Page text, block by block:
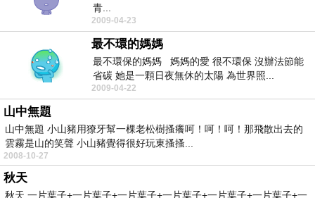
青...
2009-04-23
最不環的媽媽
最不環保的媽媽 媽媽的愛 很不環保 沒辦法節能
省碳 她是一顆日夜無休的太陽 為世界照...
2009-04-22
山中無題
山中無題 小山豬用獠牙幫一棵老松樹搔癢呵！呵！呵！那飛散出去的
雲霧是山的笑聲 小山豬覺得很好玩東搔搔...
2008-10-27
秋天
秋天 一片葉子+一片葉子+一片葉子+一片葉子+一片葉子+一片葉子+一